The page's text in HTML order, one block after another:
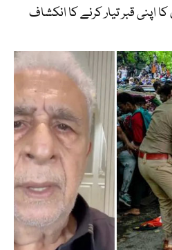
اپنی قبر تیار کرنے کا انکشاف